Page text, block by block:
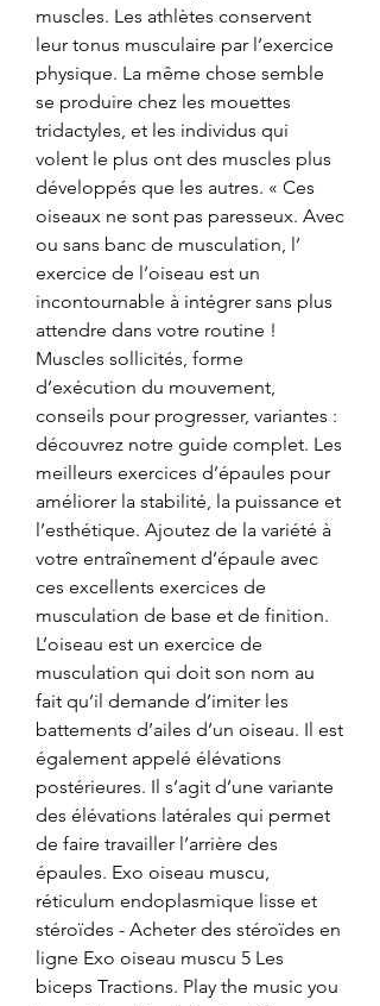
muscles. Les athlètes conservent
leur tonus musculaire par l’exercice
physique. La même chose semble
se produire chez les mouettes
tridactyles, et les individus qui
volent le plus ont des muscles plus
développés que les autres. « Ces
oiseaux ne sont pas paresseux. Avec
ou sans banc de musculation, l’
exercice de l’oiseau est un
incontournable à intégrer sans plus
attendre dans votre routine !
Muscles sollicités, forme
d’exécution du mouvement,
conseils pour progresser, variantes :
découvrez notre guide complet. Les
meilleurs exercices d’épaules pour
améliorer la stabilité, la puissance et
l’esthétique. Ajoutez de la variété à
votre entraînement d’épaule avec
ces excellents exercices de
musculation de base et de finition.
L’oiseau est un exercice de
musculation qui doit son nom au
fait qu’il demande d’imiter les
battements d’ailes d’un oiseau. Il est
également appelé élévations
postérieures. Il s’agit d’une variante
des élévations latérales qui permet
de faire travailler l’arrière des
épaules. Exo oiseau muscu,
réticulum endoplasmique lisse et
stéroïdes - Acheter des stéroïdes en
ligne Exo oiseau muscu 5 Les
biceps Tractions. Play the music you